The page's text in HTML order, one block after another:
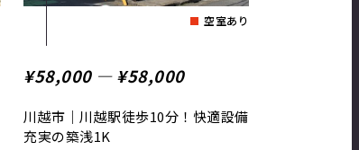
空室あり
¥58,000 ― ¥58,000
川越市｜川越駅徒歩10分！快適設備
充実の築浅1K